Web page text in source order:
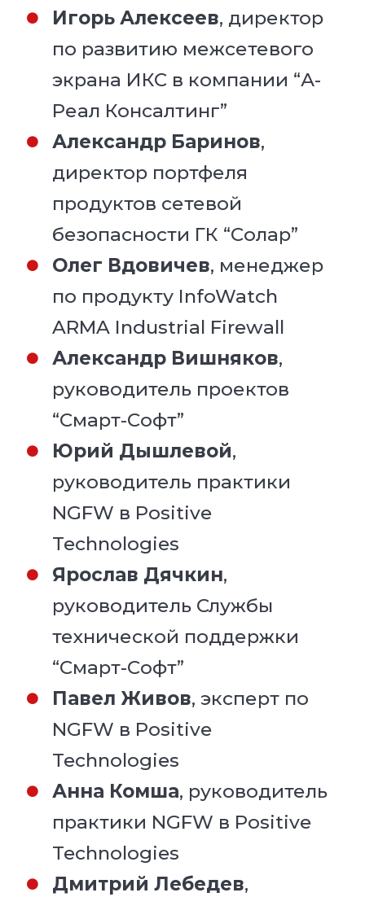
Игорь Алексеев, директор
по развитию межсетевого
экрана ИКС в компании “А-
Реал Консалтинг”
Александр Баринов,
директор портфеля
продуктов сетевой
безопасности ГК “Солар”
Олег Вдовичев, менеджер
по продукту InfoWatch
ARMA Industrial Firewall
Александр Вишняков,
руководитель проектов
“Смарт-Софт”
Юрий Дышлевой,
руководитель практики
NGFW в Positive
Technologies
Ярослав Дячкин,
руководитель Службы
технической поддержки
“Смарт-Софт”
Павел Живов, эксперт по
NGFW в Positive
Technologies
Анна Комша, руководитель
практики NGFW в Positive
Technologies
Дмитрий Лебедев,